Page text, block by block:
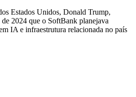
Estados Unidos, Donald Trump,
2024 que o SoftBank planejava
IA e infraestrutura relacionada no país